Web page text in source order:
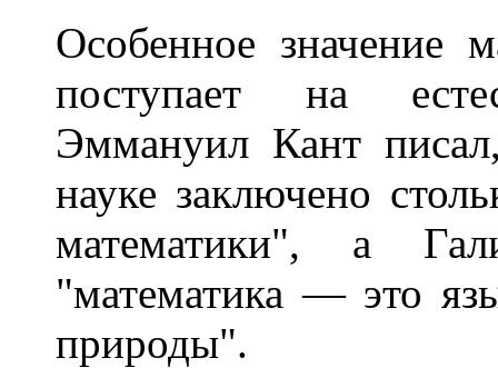
Особенное значение
поступает на
Эммануил Кант
науке заключено
математики", а
"математика — это
природы".